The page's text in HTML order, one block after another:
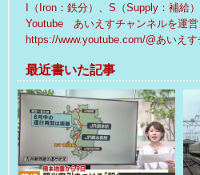
I（Iron：鉄分）、S（Supply：補給
Youtube あいえすチャンネルを運営
https://www.youtube.com/@あいえ
最近書いた記事